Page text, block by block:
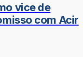
vice de
com Acir